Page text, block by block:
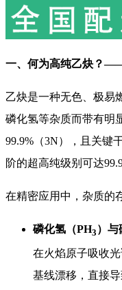
一、何为高纯乙炔？
乙炔是一种无色、极易
磷化氢等杂质而带有明
99.9%（3N），且关键
阶的超高纯级别可达
在精密应用中，杂质的
磷化氢（PH3 ）与
在火焰原子吸收
基线漂移，直接